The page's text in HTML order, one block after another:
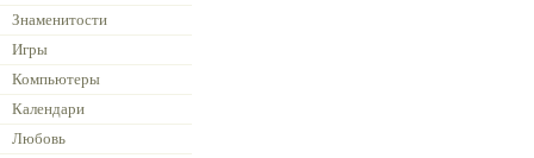
Знаменитости
Игры
Компьютеры
Календари
Любовь